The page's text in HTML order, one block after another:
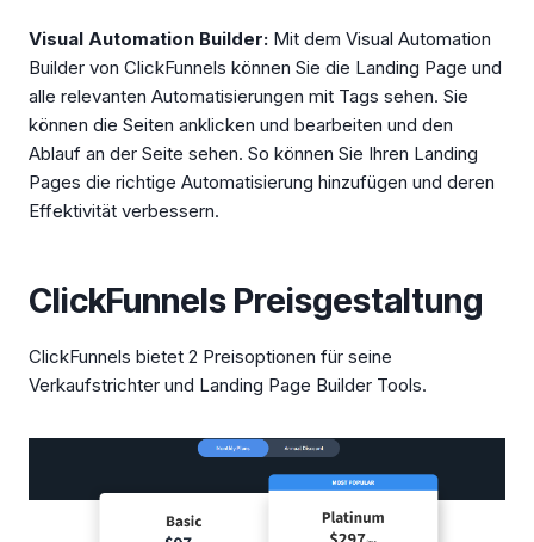
Visual Automation Builder: Mit dem Visual Automation
Builder von ClickFunnels können Sie die Landing Page und
alle relevanten Automatisierungen mit Tags sehen. Sie
können die Seiten anklicken und bearbeiten und den
Ablauf an der Seite sehen. So können Sie Ihren Landing
Pages die richtige Automatisierung hinzufügen und deren
Effektivität verbessern.
ClickFunnels Preisgestaltung
ClickFunnels bietet 2 Preisoptionen für seine
Verkaufstrichter und Landing Page Builder Tools.